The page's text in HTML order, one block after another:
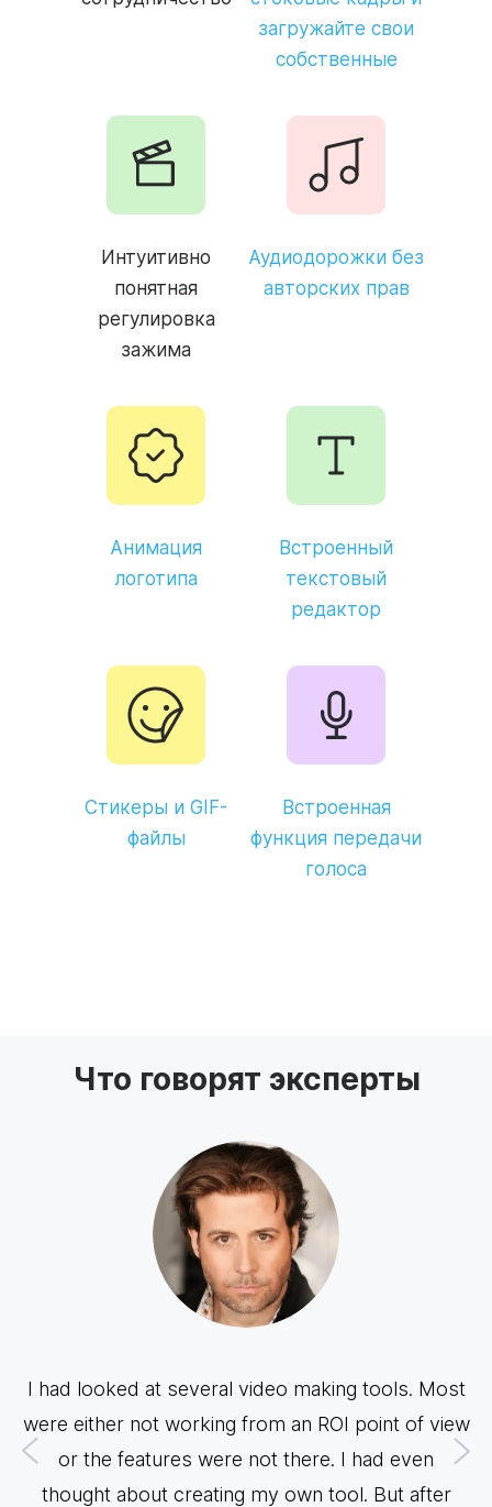
загружайте свои
собственные
Интуитивно
понятная
регулировка
зажима
Аудиодорожки без
авторских прав
Анимация
логотипа
Встроенный
текстовый
редактор
Стикеры и GIF-
файлы
Встроенная
функция передачи
голоса
Что говорят эксперты
I had looked at several video making tools. Most
were either not working from an ROI point of view
or the features were not there. I had even
thought about creating my own tool. But after